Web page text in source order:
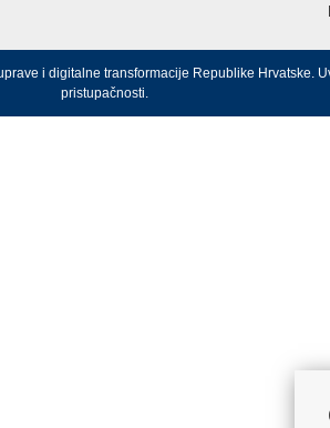
i digitalne transformacije Republike Hrvatske.
pristupačnosti.